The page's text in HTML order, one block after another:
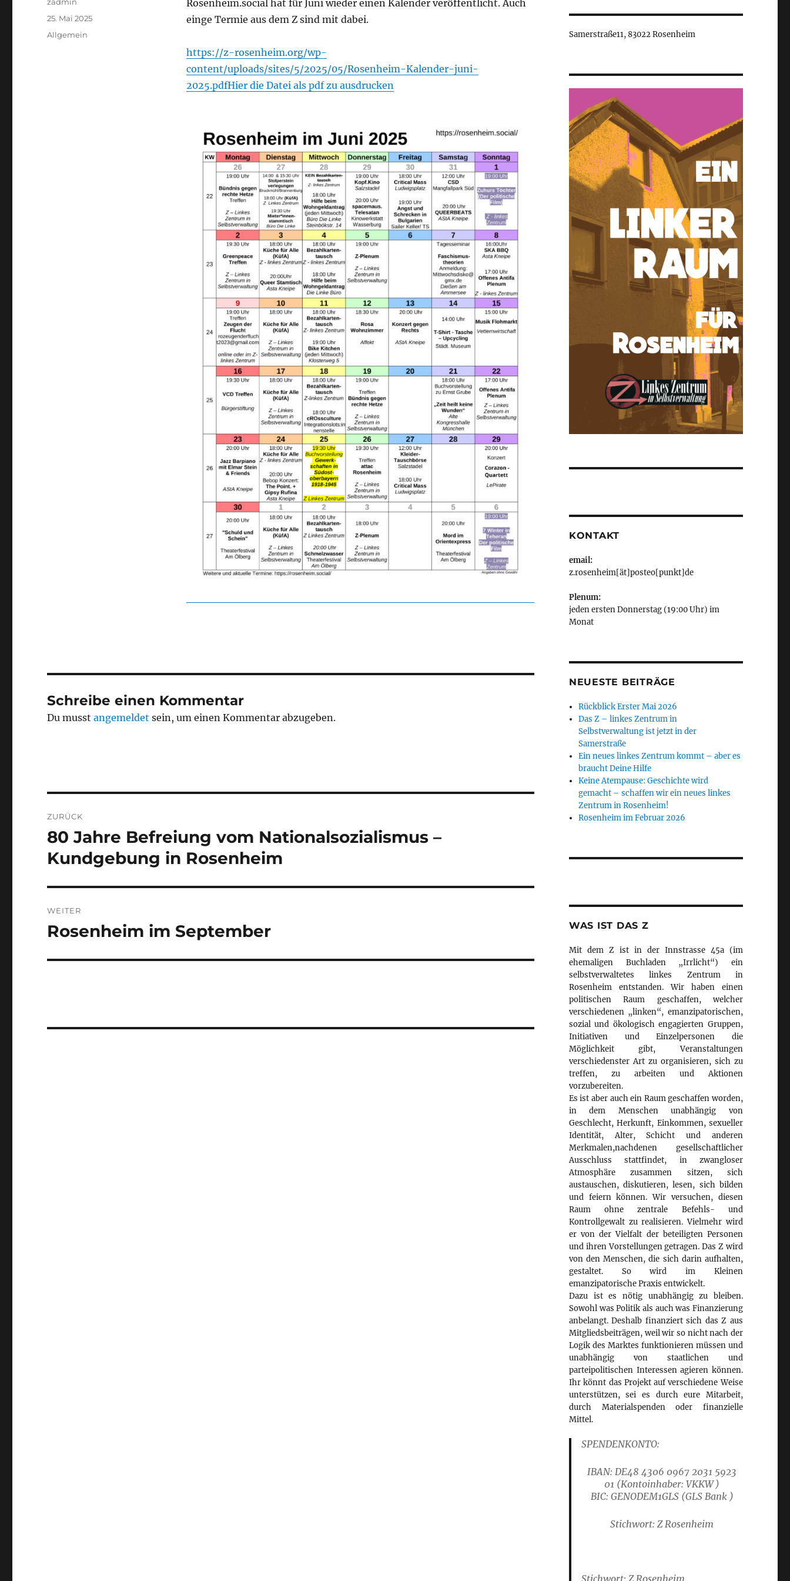
Rosenheim.social hat für Juni wieder einen Kalender veröffentlicht. Auch
einge Termie aus dem Z sind mit dabei.
https://z-rosenheim.org/wp-
content/uploads/sites/5/2025/05/Rosenheim-Kalender-juni-
2025.pdfHier die Datei als pdf zu ausdrucken
Veröffentlicht
am
25. Mai 2025
Kategorien
Allgemein
Schreibe einen Kommentar
Du musstangemeldet sein, um einen Kommentar abzugeben.
ZURÜCK
Vorheriger
Beitrag:
80 Jahre Befreiung vom Nationalsozialismus –
Kundgebung in Rosenheim
WEITER
Nächster
Rosenheim im September
Samerstraße11, 83022 Rosenheim
KONTAKT
email:
z.rosenheim[ät]posteo[punkt]de
Plenum:
jeden ersten Donnerstag (19:00 Uhr) im
Monat
NEUESTE BEITRÄGE
Rückblick Erster Mai 2026
Das Z – linkes Zentrum in
Selbstverwaltung ist jetzt in der
Samerstraße
Ein neues linkes Zentrum kommt – aber es
braucht Deine Hilfe
Keine Atempause: Geschichte wird
gemacht – schaffen wir ein neues linkes
Zentrum in Rosenheim!
Rosenheim im Februar 2026
WAS IST DAS Z
Mit dem Z ist in der Innstrasse 45a (im
ehemaligen Buchladen „Irrlicht“) ein
selbstverwaltetes linkes Zentrum in
Rosenheim entstanden. Wir haben einen
politischen Raum geschaffen, welcher
verschiedenen „linken“, emanzipatorischen,
sozial und ökologisch engagierten Gruppen,
Initiativen und Einzelpersonen die
Möglichkeit gibt, Veranstaltungen
verschiedenster Art zu organisieren, sich zu
treffen, zu arbeiten und Aktionen
vorzubereiten.
Es ist aber auch ein Raum geschaffen worden,
in dem Menschen unabhängig von
Geschlecht, Herkunft, Einkommen, sexueller
Identität, Alter, Schicht und anderen
Merkmalen,nachdenen gesellschaftlicher
Ausschluss stattfindet, in zwangloser
Atmosphäre zusammen sitzen, sich
austauschen, diskutieren, lesen, sich bilden
und feiern können. Wir versuchen, diesen
Raum ohne zentrale Befehls- und
Kontrollgewalt zu realisieren. Vielmehr wird
er von der Vielfalt der beteiligten Personen
und ihren Vorstellungen getragen. Das Z wird
von den Menschen, die sich darin aufhalten,
gestaltet. So wird im Kleinen
emanzipatorische Praxis entwickelt.
Dazu ist es nötig unabhängig zu bleiben.
Sowohl was Politik als auch was Finanzierung
anbelangt. Deshalb finanziert sich das Z aus
Mitgliedsbeiträgen, weil wir so nicht nach der
Logik des Marktes funktionieren müssen und
unabhängig von staatlichen und
parteipolitischen Interessen agieren können.
Ihr könnt das Projekt auf verschiedene Weise
unterstützen, sei es durch eure Mitarbeit,
durch Materialspenden oder finanzielle
Mittel.
SPENDENKONTO:
IBAN: DE48 4306 0967 2031 5923
01 (Kontoinhaber: VKKW )
BIC: GENODEM1GLS(GLS Bank )
Stichwort: Z Rosenheim